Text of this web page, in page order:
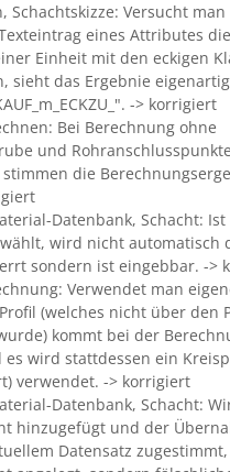
Schachtskizze: Versucht
eines Attributes
Einheit mit den eckigen
sieht das Ergebnie
-> korrigiert
Bei Berechnung ohne
und
die
Datenbank, Schacht: Ist
wird nicht automatisch
sondern ist eingebbar. ->
Verwendet man
(welches nicht über den
kommt bei der
wird stattdessen ein
verwendet. -> korrigiert
Datenbank, Schacht:
hinzugefügt und der
Datensatz